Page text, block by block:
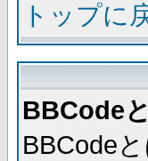
トップに
BBCode
BBCode